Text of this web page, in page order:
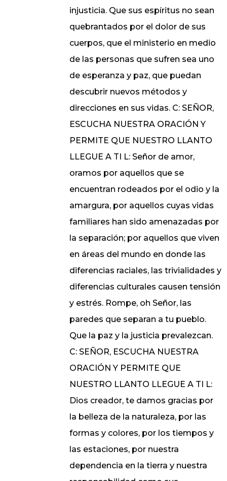
injusticia. Que sus espíritus no sean
quebrantados por el dolor de sus
cuerpos, que el ministerio en medio
de las personas que sufren sea uno
de esperanza y paz, que puedan
descubrir nuevos métodos y
direcciones en sus vidas. C: SEÑOR,
ESCUCHA NUESTRA ORACIÓN Y
PERMITE QUE NUESTRO LLANTO
LLEGUE A TI L: Señor de amor,
oramos por aquellos que se
encuentran rodeados por el odio y la
amargura, por aquellos cuyas vidas
familiares han sido amenazadas por
la separación; por aquellos que viven
en áreas del mundo en donde las
diferencias raciales, las trivialidades y
diferencias culturales causen tensión
y estrés. Rompe, oh Señor, las
paredes que separan a tu pueblo.
Que la paz y la justicia prevalezcan.
C: SEÑOR, ESCUCHA NUESTRA
ORACIÓN Y PERMITE QUE
NUESTRO LLANTO LLEGUE A TI L:
Dios creador, te damos gracias por
la belleza de la naturaleza, por las
formas y colores, por los tiempos y
las estaciones, por nuestra
dependencia en la tierra y nuestra